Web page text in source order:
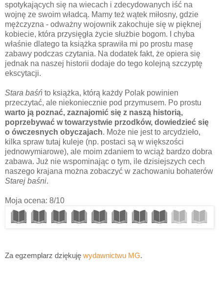
spotykających się na wiecach i zdecydowanych iść na
wojnę ze swoim władcą. Mamy też wątek miłosny, gdzie
mężczyzna - odważny wojownik zakochuje się w pięknej
kobiecie, która przysięgła życie służbie bogom. I chyba
właśnie dlatego ta książka sprawiła mi po prostu masę
zabawy podczas czytania. Na dodatek fakt, że opiera się
jednak na naszej historii dodaje do tego kolejną szczyptę
ekscytacji.
Stara baśń to książka, którą każdy Polak powinien
przeczytać, ale niekoniecznie pod przymusem. Po prostu
warto ją poznać, zaznajomić się z naszą historią,
poprzebywać w towarzystwie przodków, dowiedzieć się
o ówczesnych obyczajach. Może nie jest to arcydzieło,
kilka spraw tutaj kuleje (np. postaci są w większości
jednowymiarowe), ale moim zdaniem to wciąż bardzo dobra
zabawa. Już nie wspominając o tym, ile dzisiejszych cech
naszego krajana można zobaczyć w zachowaniu bohaterów
Starej baśni.
Moja ocena: 8/10
Za egzemplarz dziękuję wydawnictwu MG.